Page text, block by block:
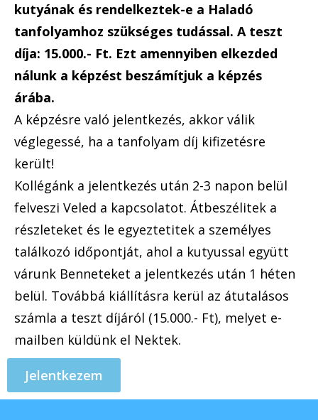
kutyának és rendelkeztek-e a Haladó
tanfolyamhoz szükséges tudással. A teszt
díja: 15.000.- Ft. Ezt amennyiben elkezded
nálunk a képzést beszámítjuk a képzés
árába.
A képzésre való jelentkezés, akkor válik
véglegessé, ha a tanfolyam díj kifizetésre
került!
Kollégánk a jelentkezés után 2-3 napon belül
felveszi Veled a kapcsolatot. Átbeszélitek a
részleteket és le egyeztetitek a személyes
találkozó időpontját, ahol a kutyussal együtt
várunk Benneteket a jelentkezés után 1 héten
belül. Továbbá kiállításra kerül az átutalásos
számla a teszt díjáról (15.000.- Ft), melyet e-
mailben küldünk el Nektek.
Jelentkezem